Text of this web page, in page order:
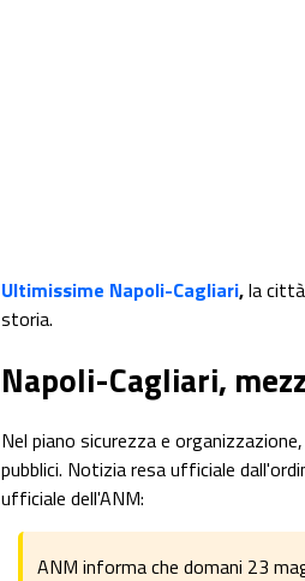
Ultimissime Napoli-Cagliari,la
storia.
Napoli-Cagliari,
Nel piano sicurezza e
pubblici. Notizia resa ufficiale
ufficiale dell'ANM:
ANM informa che domani 23